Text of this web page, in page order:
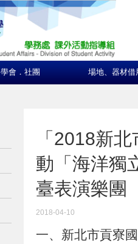
學會．社團 場地、器材借
「2018新
動「海洋獨
臺表演樂團
2018-04-10
一、新北市貢寮